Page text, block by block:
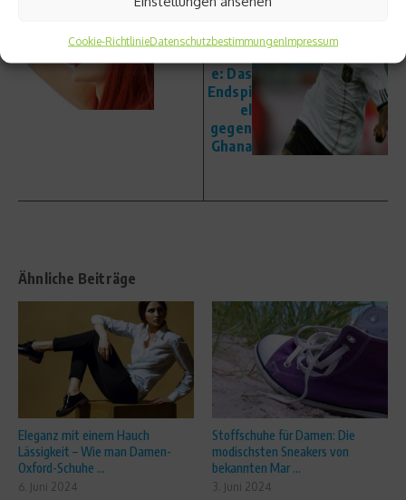
Cookie-RichtlinieDatenschutzbestimmungenImpressum
Sodbre
Sean
e: Das
Endspi
el
gegen
Ghana
Ähnliche Beiträge
Eleganz mit einem Hauch
Lässigkeit – Wie man Damen-
Oxford-Schuhe ...
6. Juni 2024
Stoffschuhe für Damen: Die
modischsten Sneakers von
bekannten Mar ...
3. Juni 2024